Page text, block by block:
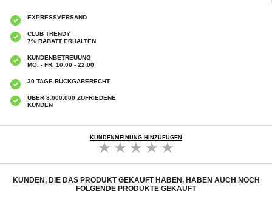
EXPRESSVERSAND
CLUB TRENDY
7% RABATT ERHALTEN
KUNDENBETREUUNG
MO. - FR. 10:00 - 22:00
30 TAGE RÜCKGABERECHT
ÜBER 8.000.000 ZUFRIEDENE
KUNDEN
KUNDENMEINUNG HINZUFÜGEN
KUNDEN, DIE DAS PRODUKT GEKAUFT HABEN, HABEN AUCH NOCH
FOLGENDE PRODUKTE GEKAUFT